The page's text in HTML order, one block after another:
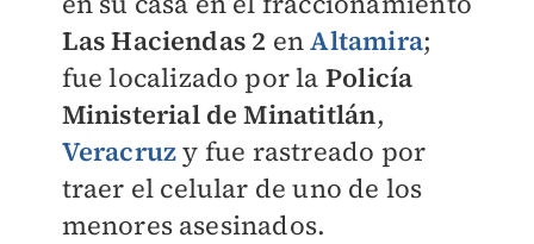
Las Haciendas 2 enAltamira;
fue localizado por la Policía
Ministerial de Minatitlán,
Veracruzy fue rastreado por
traer el celular de uno de los
menores asesinados.